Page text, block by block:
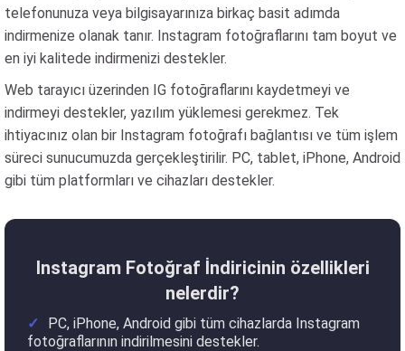
telefonunuza veya bilgisayarınıza birkaç basit adımda
indirmenize olanak tanır. Instagram fotoğraflarını tam boyut ve
en iyi kalitede indirmenizi destekler.
Web tarayıcı üzerinden IG fotoğraflarını kaydetmeyi ve
indirmeyi destekler, yazılım yüklemesi gerekmez. Tek
ihtiyacınız olan bir Instagram fotoğrafı bağlantısı ve tüm işlem
süreci sunucumuzda gerçekleştirilir. PC, tablet, iPhone, Android
gibi tüm platformları ve cihazları destekler.
Instagram Fotoğraf İndiricinin özellikleri
nelerdir?
PC, iPhone, Android gibi tüm cihazlarda Instagram
fotoğraflarının indirilmesini destekler.